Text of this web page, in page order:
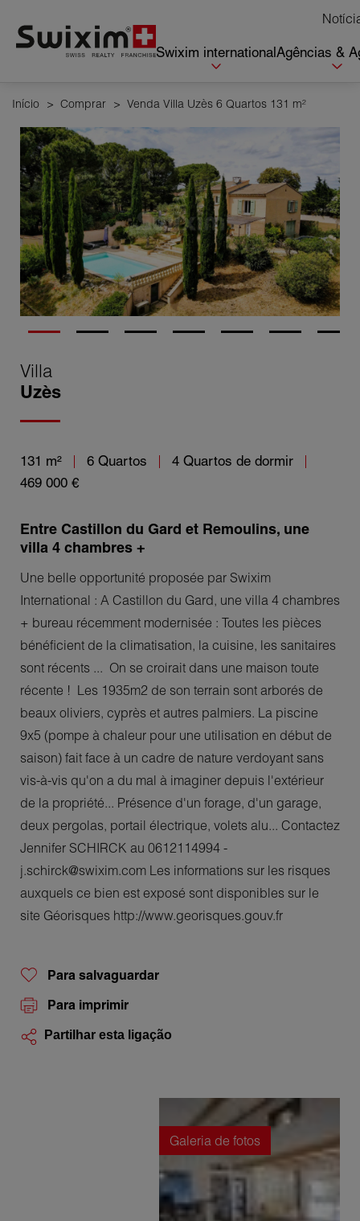
Swixim internationalAgências &
Início > Comprar > Venda Villa Uzès 6 Quartos 131 m²
Villa
Uzès
131 m² 6 Quartos
4 Quartos de dormir
469 000 €
Entre Castillon du Gard et Remoulins, une
villa 4 chambres +
Une belle opportunité proposée par Swixim
International : A Castillon du Gard, une villa 4 chambres
+ bureau récemment modernisée : Toutes les pièces
bénéficient de la climatisation, la cuisine, les sanitaires
sont récents ... On se croirait dans une maison toute
récente ! Les 1935m2 de son terrain sont arborés de
beaux oliviers, cyprès et autres palmiers. La piscine
9x5 (pompe à chaleur pour une utilisation en début de
saison) fait face à un cadre de nature verdoyant sans
vis-à-vis qu'on a du mal à imaginer depuis l'extérieur
de la propriété... Présence d'un forage, d'un garage,
deux pergolas, portail électrique, volets alu... Contactez
Jennifer SCHIRCK au 0612114994 -
j.schirck@swixim.com Les informations sur les risques
auxquels ce bien est exposé sont disponibles sur le
site Géorisques http://www.georisques.gouv.fr
Para salvaguardar
Para imprimir
Partilhar esta ligação
Galeria de fotos